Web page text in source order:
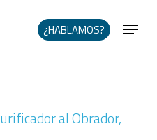
¿HABLAMOS?
al Obrador,